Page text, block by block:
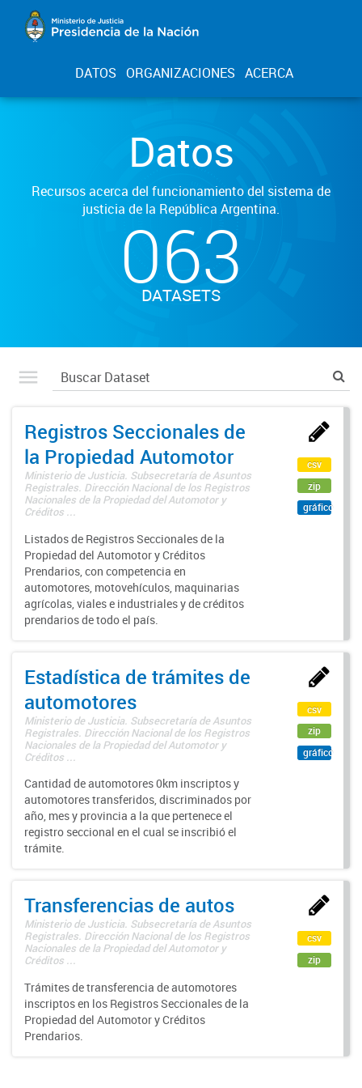
DATOS ORGANIZACIONES ACERCA
Datos
Recursos acerca del funcionamiento del sistema de
justicia de la República Argentina.
063
DATASETS
Registros Seccionales de
la Propiedad Automotor
Ministerio de Justicia. Subsecretaría de Asuntos
Registrales. Dirección Nacional de los Registros
Nacionales de la Propiedad del Automotor y
Créditos ...
Listados de Registros Seccionales de la
Propiedad del Automotor y Créditos
Prendarios, con competencia en
automotores, motovehículos, maquinarias
agrícolas, viales e industriales y de créditos
prendarios de todo el país.
csv
zip
gráfico
Estadística de trámites de
automotores
Ministerio de Justicia. Subsecretaría de Asuntos
Registrales. Dirección Nacional de los Registros
Nacionales de la Propiedad del Automotor y
Créditos ...
Cantidad de automotores 0km inscriptos y
automotores transferidos, discriminados por
año, mes y provincia a la que pertenece el
registro seccional en el cual se inscribió el
trámite.
csv
zip
gráfico
Transferencias de autos
Ministerio de Justicia. Subsecretaría de Asuntos
Registrales. Dirección Nacional de los Registros
Nacionales de la Propiedad del Automotor y
Créditos ...
Trámites de transferencia de automotores
inscriptos en los Registros Seccionales de la
Propiedad del Automotor y Créditos
Prendarios.
csv
zip